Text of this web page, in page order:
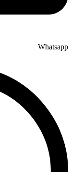
Whatsapp